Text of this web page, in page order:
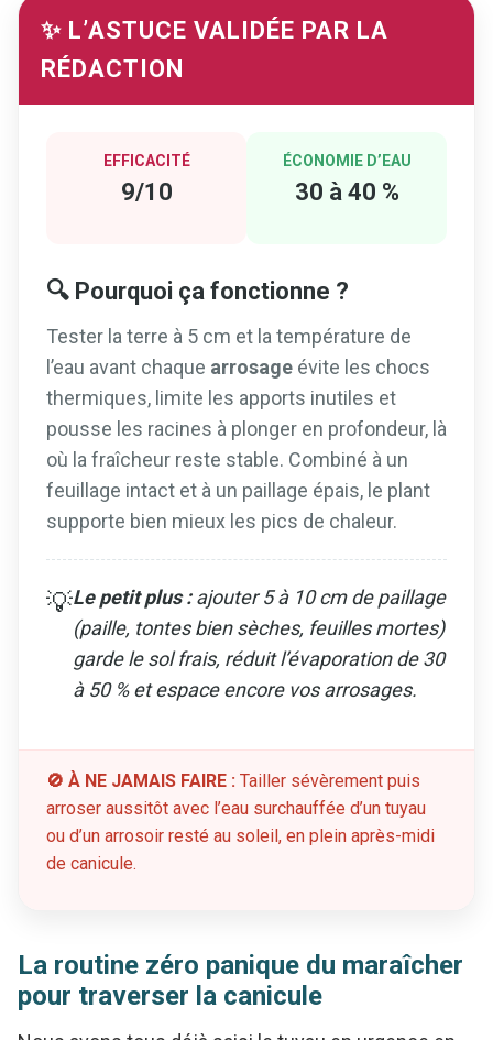
✨ L’ASTUCE VALIDÉE PAR LA
RÉDACTION
EFFICACITÉ
9/10
ÉCONOMIE D’EAU
30 à 40 %
🔍 Pourquoi ça fonctionne ?
Tester la terre à 5 cm et la température de
l’eau avant chaque arrosage évite les chocs
thermiques, limite les apports inutiles et
pousse les racines à plonger en profondeur, là
où la fraîcheur reste stable. Combiné à un
feuillage intact et à un paillage épais, le plant
supporte bien mieux les pics de chaleur.
💡Le petit plus :ajouter 5 à 10 cm de paillage
(paille, tontes bien sèches, feuilles mortes)
garde le sol frais, réduit l’évaporation de 30
à 50 % et espace encore vos arrosages.
🚫 À NE JAMAIS FAIRE : Tailler sévèrement puis
arroser aussitôt avec l’eau surchauffée d’un tuyau
ou d’un arrosoir resté au soleil, en plein après-midi
de canicule.
La routine zéro panique du maraîcher
pour traverser la canicule